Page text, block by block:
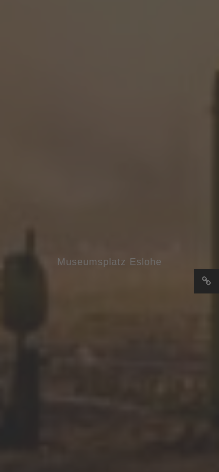
Museumsplatz Eslohe